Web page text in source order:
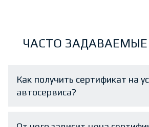
ЧАСТО
Как получить сертификат на
автосервиса?